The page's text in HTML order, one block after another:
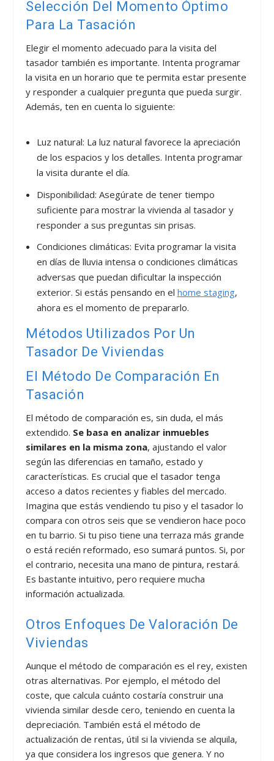
Selección Del Momento Óptimo
Para La Tasación
Elegir el momento adecuado para la visita del
tasador también es importante. Intenta programar
la visita en un horario que te permita estar presente
y responder a cualquier pregunta que pueda surgir.
Además, ten en cuenta lo siguiente:
Luz natural: La luz natural favorece la apreciación
de los espacios y los detalles. Intenta programar
la visita durante el día.
Disponibilidad: Asegúrate de tener tiempo
suficiente para mostrar la vivienda al tasador y
responder a sus preguntas sin prisas.
Condiciones climáticas: Evita programar la visita
en días de lluvia intensa o condiciones climáticas
adversas que puedan dificultar la inspección
exterior. Si estás pensando en el home staging,
ahora es el momento de prepararlo.
Métodos Utilizados Por Un
Tasador De Viviendas
El Método De Comparación En
Tasación
El método de comparación es, sin duda, el más
extendido. Se basa en analizar inmuebles
similares en la misma zona, ajustando el valor
según las diferencias en tamaño, estado y
características. Es crucial que el tasador tenga
acceso a datos recientes y fiables del mercado.
Imagina que estás vendiendo tu piso y el tasador lo
compara con otros seis que se vendieron hace poco
en tu barrio. Si tu piso tiene una terraza más grande
o está recién reformado, eso sumará puntos. Si, por
el contrario, necesita una mano de pintura, restará.
Es bastante intuitivo, pero requiere mucha
información actualizada.
Otros Enfoques De Valoración De
Viviendas
Aunque el método de comparación es el rey, existen
otras alternativas. Por ejemplo, el método del
coste, que calcula cuánto costaría construir una
vivienda similar desde cero, teniendo en cuenta la
depreciación. También está el método de
actualización de rentas, útil si la vivienda se alquila,
ya que considera los ingresos que genera. Y no